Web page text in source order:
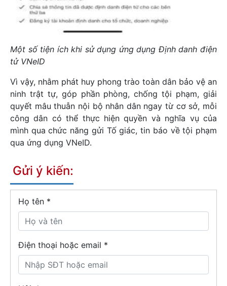
Một số tiện ích khi sử dụng ứng dụng Định danh điện
tử VNeID
Vì vậy, nhằm phát huy phong trào toàn dân bảo vệ an
ninh trật tự, góp phần phòng, chống tội phạm, giải
quyết mâu thuẫn nội bộ nhân dân ngay từ cơ sở, mỗi
công dân có thể thực hiện quyền và nghĩa vụ của
mình qua chức năng gửi Tố giác, tin báo về tội phạm
qua ứng dụng VNeID.
Gửi ý kiến:
Họ tên *
Điện thoại hoặc email *